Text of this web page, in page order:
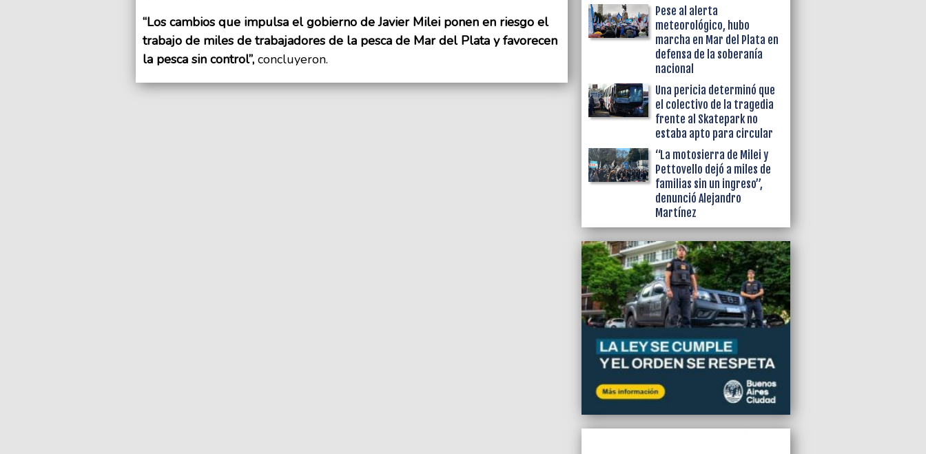
“Los cambios que impulsa el gobierno de Javier Milei ponen en riesgo el
trabajo de miles de trabajadores de la pesca de Mar del Plata y favorecen
la pesca sin control”, concluyeron.
Pese al alerta
meteorológico, hubo
marcha en Mar del Plata en
defensa de la soberanía
nacional
Una pericia determinó que
el colectivo de la tragedia
frente al Skatepark no
estaba apto para circular
“La motosierra de Milei y
Pettovello dejó a miles de
familias sin un ingreso”,
denunció Alejandro
Martínez